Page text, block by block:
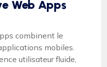
Web Apps
combinent le
mobiles.
utilisateur fluide,